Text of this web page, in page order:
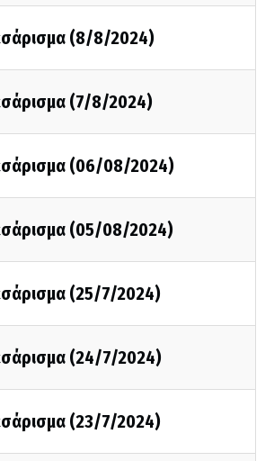
(8/8/2024)
(7/8/2024)
(06/08/2024)
(05/08/2024)
(25/7/2024)
(24/7/2024)
(23/7/2024)